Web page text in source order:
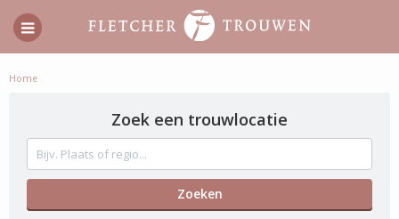
Home
Zoek een trouwlocatie